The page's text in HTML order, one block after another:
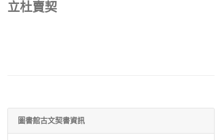
立杜賣契
圖書館古文契書資訊